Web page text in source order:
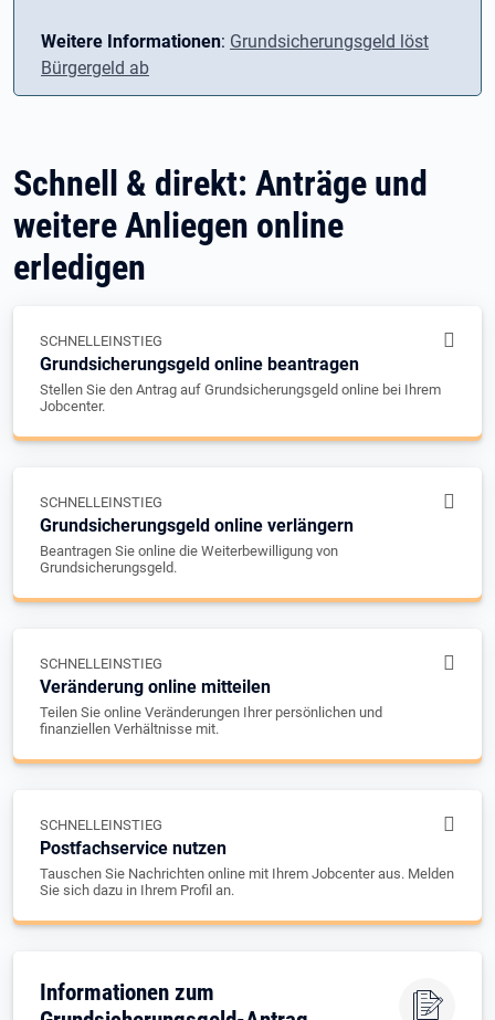
Weitere Informationen: Grundsicherungsgeld löst
Bürgergeld ab
Schnell & direkt: Anträge und
weitere Anliegen online
erledigen
SCHNELLEINSTIEG
Grundsicherungsgeld online beantragen
Stellen Sie den Antrag auf Grundsicherungsgeld online bei Ihrem
Jobcenter.
SCHNELLEINSTIEG
Grundsicherungsgeld online verlängern
Beantragen Sie online die Weiterbewilligung von
Grundsicherungsgeld.
SCHNELLEINSTIEG
Veränderung online mitteilen
Teilen Sie online Veränderungen Ihrer persönlichen und
finanziellen Verhältnisse mit.
SCHNELLEINSTIEG
Postfachservice nutzen
Tauschen Sie Nachrichten online mit Ihrem Jobcenter aus. Melden
Sie sich dazu in Ihrem Profil an.
Informationen zum